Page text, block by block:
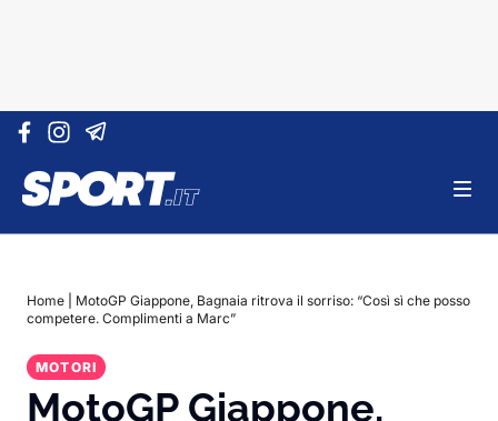
Vai al contenuto
Home
MotoGP Giappone, Bagnaia ritrova il sorriso: “Così sì che posso
competere. Complimenti a Marc”
MOTORI
MotoGP Giappone,